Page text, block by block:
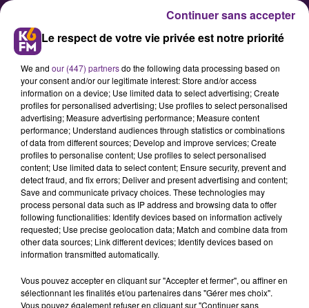
Des œuvres du Louvre vont
s'installer à la Toison d'Or
Du 23 au 30 avril, le centre
commercial de la Toison d’Or
accueillera la tournée « Le Louvre
au centre », fruit d’un partenariat
Westfield et le musée du Louvre.
Le respect de votre vie privée est notre priorité
We and our (447) partnersdo the following data processing based on
your consent and/or our legitimate interest: Store and/or access
information on a device; Use limited data to select advertising; Create
profiles for personalised advertising; Use profiles to select personalised
advertising; Measure advertising performance; Measure content
performance; Understand audiences through statistics or combinations
of data from different sources; Develop and improve services; Create
profiles to personalise content; Use profiles to select personalised
content; Use limited data to select content; Ensure security, prevent and
detect fraud, and fix errors; Deliver and present advertising and content;
Save and communicate privacy choices. These technologies may
process personal data such as IP address and browsing data to offer
following functionalities: Identify devices based on information actively
requested; Use precise geolocation data; Match and combine data from
other data sources; Link different devices; Identify devices based on
information transmitted automatically.
Vous pouvez accepter en cliquant sur "Accepter et fermer", ou affiner en
sélectionnant les finalités et/ou partenaires dans "Gérer mes choix".
Vous pouvez également refuser en cliquant sur "Continuer sans
Continuer sans accepter